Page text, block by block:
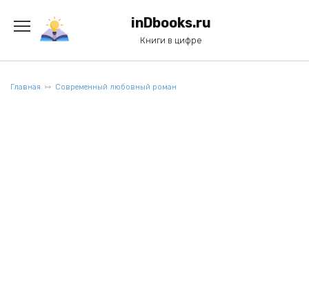
содержанию
inDbooks.ru
Книги в цифре
Главная Современный любовный роман